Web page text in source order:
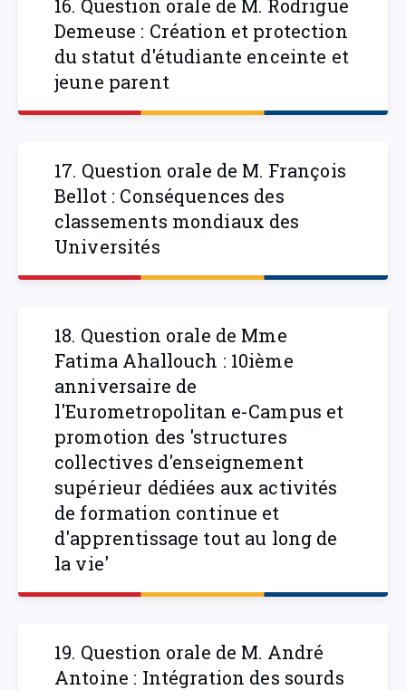
16. Question orale de M. Rodrigue
Demeuse : Création et protection
du statut d'étudiante enceinte et
jeune parent
17. Question orale de M. François
Bellot : Conséquences des
classements mondiaux des
Universités
18. Question orale de Mme
Fatima Ahallouch : 10ième
anniversaire de
l'Eurometropolitan e-Campus et
promotion des 'structures
collectives d'enseignement
supérieur dédiées aux activités
de formation continue et
d'apprentissage tout au long de
la vie'
19. Question orale de M. André
Antoine : Intégration des sourds